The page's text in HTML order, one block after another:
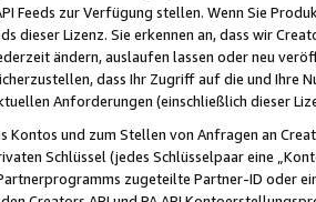
Feeds zur Verfügung stellen. Wenn Sie
dieser Lizenz. Sie erkennen an, dass wir
ändern, auslaufen lassen oder neu
dass Ihr Zugriff auf die und Ihre
Anforderungen (einschließlich dieser
Kontos und zum Stellen von Anfragen an
Schlüssel (jedes Schlüsselpaar eine
zugeteilte Partner-ID oder